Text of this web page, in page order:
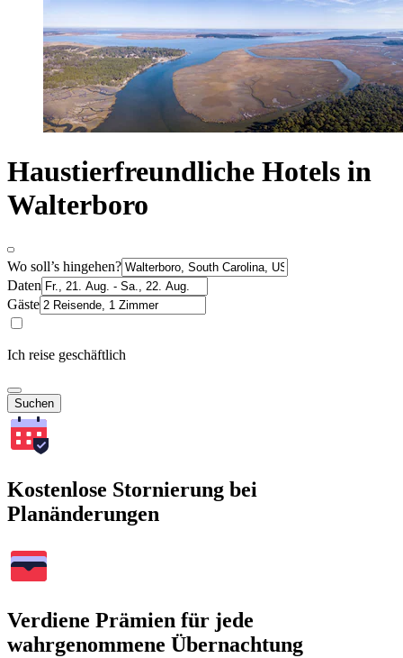
Haustierfreundliche Hotels in
Walterboro
Wo soll’s hingehen?
Daten
Gäste
Ich reise geschäftlich
Suchen
Kostenlose Stornierung bei
Planänderungen
Verdiene Prämien für jede
wahrgenommene Übernachtung